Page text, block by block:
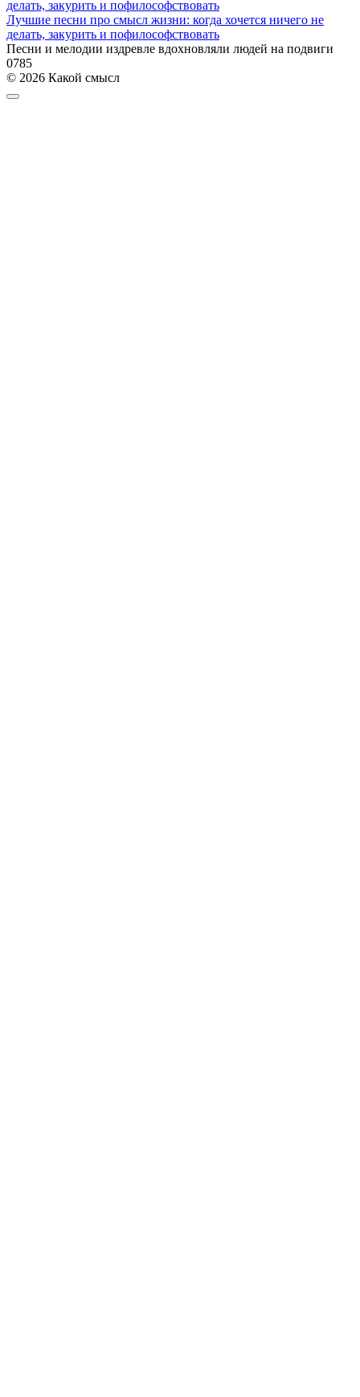
Лучшие песни про смысл жизни: когда хочется ничего не
делать, закурить и пофилософствовать
Песни и мелодии издревле вдохновляли людей на подвиги
0785
© 2026 Какой смысл